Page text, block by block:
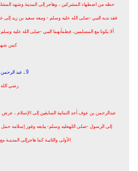
حظه من اضطهاد المشركين ، وهاجر إلى المدينة وشهد
فقد ندبه النبي -صلى الله عليه وسلم - ومعه سعيد بن زيد إلى
ألا يكونا مع المسلمين، فطمأنهما النبي -صلى الله عليه
كمن
9 ـ عبد الرحمن بن عوف
رضي الله
عبدالرحمن بن عوف أحد الثمانية السابقين إلى الإسلام ، عرض
إلى الرسول -صلى اللهعليه وسلم- يبايعه وفور إسلامه
الأولى والثانيـة كما هاجرإلى